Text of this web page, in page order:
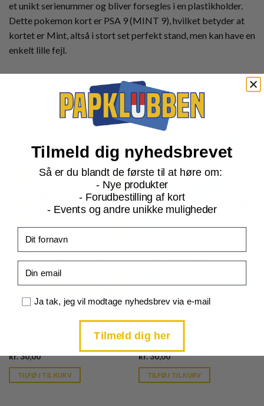
et unikt serienummer og bliver forsegles i en plastikholder.
Dette pokemon kort er PSA 9 (MINT 9), hvilket betyder at
kortet er Mint, altså i stort set perfekt stand, men kan have en
enkelt lille fejl.
Relaterede produkter
EX Team Rocket Returns
kr.30,00Current
is:
kr. 39,95.
TILFØJ TIL KURV
Wooper - 81/109
kr.30,00Current
is:
kr. 39,95.
TILFØJ TIL KURV
Tilmeld dig nyhedsbrevet
Så er du blandt de første til at høre om:
- Nye produkter
- Forudbestilling af kort
- Events og andre unikke muligheder
Samtykke
Ja tak, jeg vil modtage nyhedsbrev via e-mail
Tilmeld dig her